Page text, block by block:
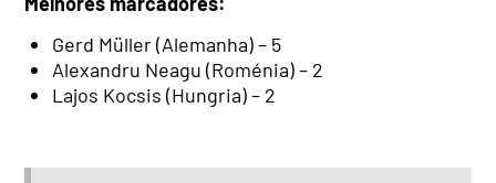
Gerd Müller (Alemanha) – 5
Alexandru Neagu (Roménia) – 2
Lajos Kocsis (Hungria) – 2